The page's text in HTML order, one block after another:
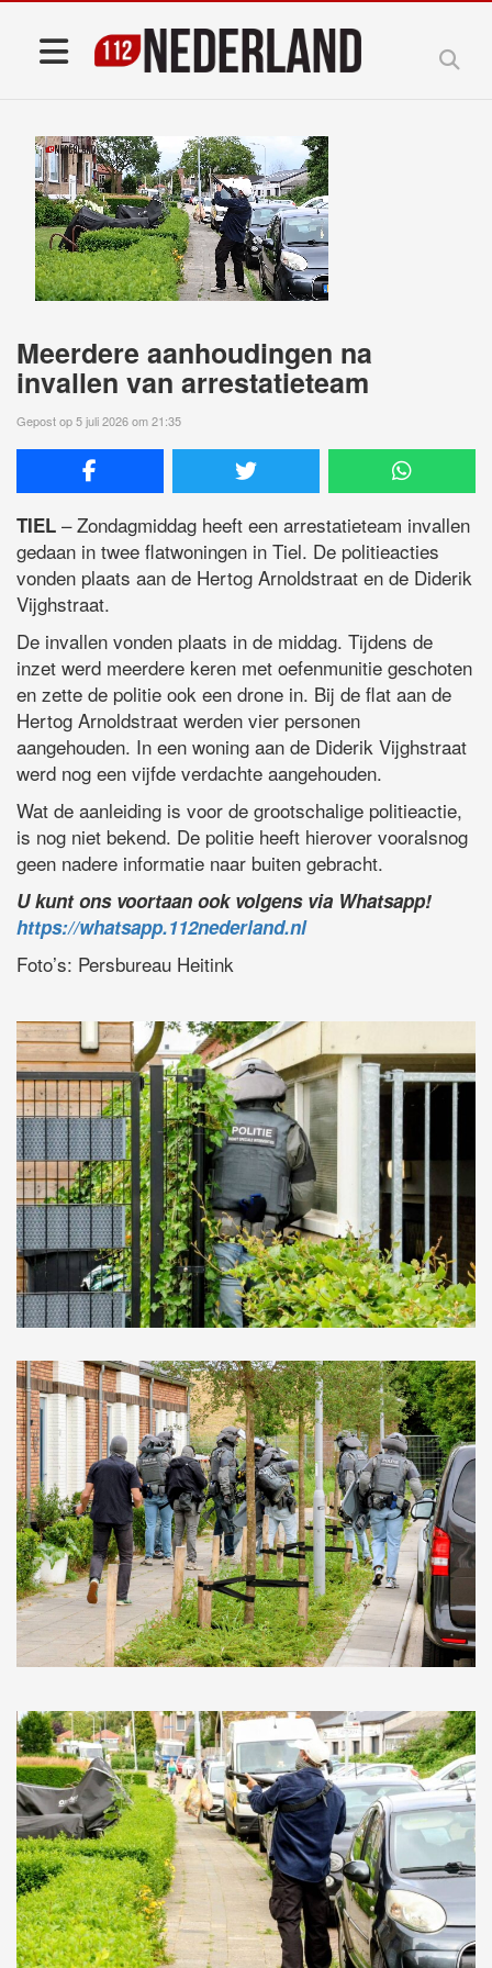
Meerdere aanhoudingen na
invallen van arrestatieteam
Gepost op 5 juli 2026 om 21:35
TIEL – Zondagmiddag heeft een arrestatieteam invallen
gedaan in twee flatwoningen in Tiel. De politieacties
vonden plaats aan de Hertog Arnoldstraat en de Diderik
Vijghstraat.
De invallen vonden plaats in de middag. Tijdens de
inzet werd meerdere keren met oefenmunitie geschoten
en zette de politie ook een drone in. Bij de flat aan de
Hertog Arnoldstraat werden vier personen
aangehouden. In een woning aan de Diderik Vijghstraat
werd nog een vijfde verdachte aangehouden.
Wat de aanleiding is voor de grootschalige politieactie,
is nog niet bekend. De politie heeft hierover vooralsnog
geen nadere informatie naar buiten gebracht.
U kunt ons voortaan ook volgens via Whatsapp!
https://whatsapp.112nederland.nl
Foto’s: Persbureau Heitink